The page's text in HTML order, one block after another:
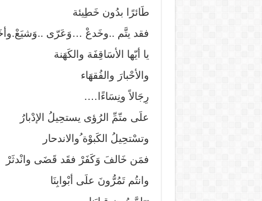
طَائرًا بدُون خَطِيئة
فقد يتَّم ..وخَدعْ …وَعَرّى
يا أيّها الأسَاقِفَة والكَهَنة
والأحْبارَ والفُقهَاء
رِجَالاً ونِسَاءًا….
علَى متّمِّ الرُؤى يستحِيلُ الإدْبارُ
وتسْتحِيلُ الكَبوْة ُوالاندحار
فمَن خَالفَ وَكَفَرْ فقَد قَضَى وانْدثَرْ
وانتُم تَمُرُّونَ علَى أبْوابِنَا